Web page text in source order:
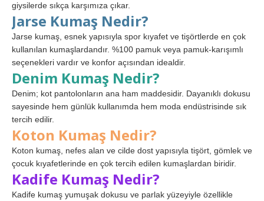
giysilerde sıkça karşımıza çıkar.
Jarse Kumaş Nedir?
Jarse kumaş, esnek yapısıyla spor kıyafet ve tişörtlerde en çok
kullanılan kumaşlardandır. %100 pamuk veya pamuk-karışımlı
seçenekleri vardır ve konfor açısından idealdir.
Denim Kumaş Nedir?
Denim; kot pantolonların ana ham maddesidir. Dayanıklı dokusu
sayesinde hem günlük kullanımda hem moda endüstrisinde sık
tercih edilir.
Koton Kumaş Nedir?
Koton kumaş, nefes alan ve cilde dost yapısıyla tişört, gömlek ve
çocuk kıyafetlerinde en çok tercih edilen kumaşlardan biridir.
Kadife Kumaş Nedir?
Kadife kumaş yumuşak dokusu ve parlak yüzeyiyle özellikle